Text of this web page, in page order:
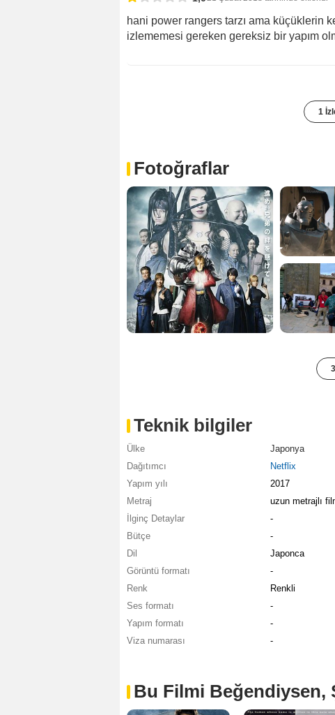
hani power rangers tarzı ama küçüklerin
izlememesi gereken gereksiz bir yapım
1
Fotoğraflar
Teknik bilgiler
Ülke
Japonya
Dağıtımcı
Netflix
Yapım yılı
2017
Metraj
uzun metrajlı
İlginç Detaylar
-
Bütçe
-
Dil
Japonca
Görüntü formatı
-
Renk
Renkli
Ses formatı
-
Yapım formatı
-
Viza numarası
-
Bu Filmi Beğendiysen,